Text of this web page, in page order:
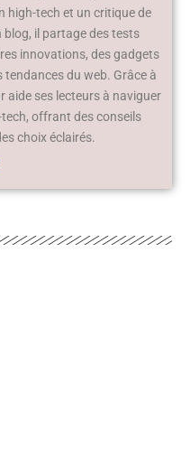
high-tech et un critique de
il partage des tests
innovations, des gadgets
tendances du web. Grâce à
aide ses lecteurs à naviguer
offrant des conseils
choix éclairés.